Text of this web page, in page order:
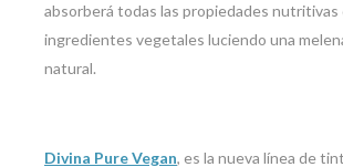
absorberá todas las propiedades nutritivas
ingredientes vegetales luciendo una
natural.
Divina Pure Vegan, es la nueva línea de